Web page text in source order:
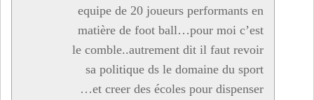
equipe de 20 joueurs performants en
matière de foot ball…pour moi c’est
le comble..autrement dit il faut revoir
sa politique ds le domaine du sport
…et creer des écoles pour dispenser